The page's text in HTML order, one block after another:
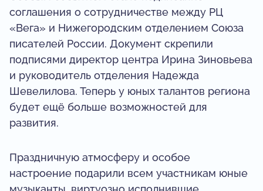
соглашения о сотрудничестве между РЦ
«Вега» и Нижегородским отделением Союза
писателей России. Документ скрепили
подписями директор центра Ирина Зиновьева
и руководитель отделения Надежда
Шевелилова. Теперь у юных талантов региона
будет ещё больше возможностей для
развития.
Праздничную атмосферу и особое
настроение подарили всем участникам юные